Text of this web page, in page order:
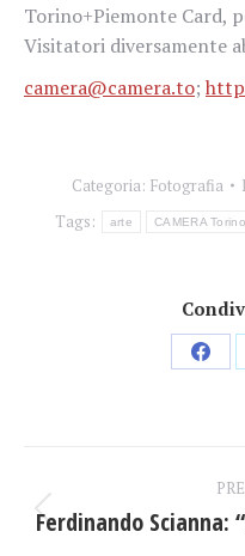
Torino+Piemonte Card,
Visitatori diversamente
camera@camera.to;
Categoria: Fotografia
Tags:
arte CAMERA Torino
tra
Ferdinando Scianna: